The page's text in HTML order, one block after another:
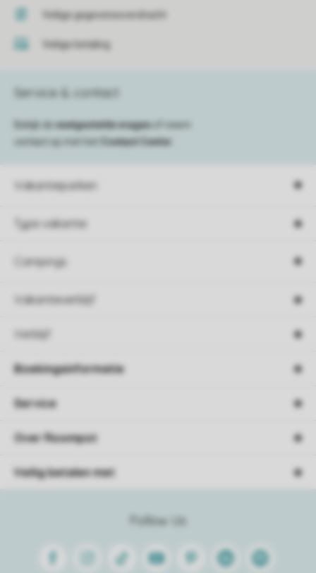
Veilige gegevensoverdracht
Veilige betaling
Vakantieparken
Type vakantie
Campings
Vakantieverblijf
Verblijf
Service & contact
Bekijk de veelgestelde vragen
of neem
contact op met het
Contact Center
Follow Us
FacebookInstagram
Tiktok Youtube PinterestLinkedinSpotify
Boekingsinformatie
Service
Over Roompot
Veilig betalen met